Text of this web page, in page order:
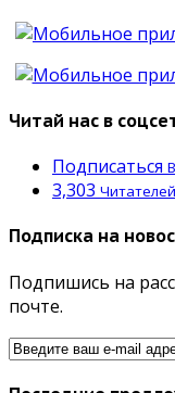
Читай нас в
Подписаться
3,303 Читателей
Подписка на
Подпишись на
почте.